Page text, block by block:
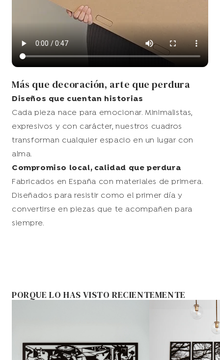
Más que decoración, arte que perdura
Diseños que cuentan historias
Cada pieza nace para emocionar. Minimalistas,
expresivos y con carácter, nuestros cuadros
transforman cualquier espacio en un lugar con
alma.
Compromiso local, calidad que perdura
Fabricados en España con materiales de primera.
Diseñados para resistir como el primer día y
convertirse en piezas que te acompañen para
siempre.
PORQUE LO HAS VISTO RECIENTEMENTE